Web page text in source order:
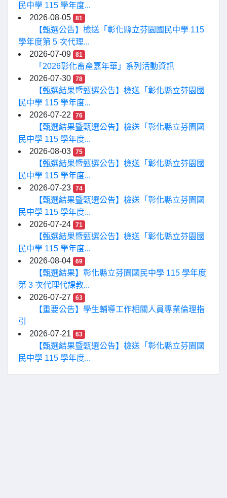
民中學 115 學年度...
2026-08-05
81
【甄選公告】檢送「彰化縣立芬園國民中學 115
學年度第 5 次代理...
2026-07-09
81
「2026彰化畜產嘉年華」系列活動資訊
2026-07-30
78
【甄選結果暨甄選公告】檢送「彰化縣立芬園國
民中學 115 學年度...
2026-07-22
76
【甄選結果暨甄選公告】檢送「彰化縣立芬園國
民中學 115 學年度...
2026-08-03
75
【甄選結果暨甄選公告】檢送「彰化縣立芬園國
民中學 115 學年度...
2026-07-23
74
【甄選結果暨甄選公告】檢送「彰化縣立芬園國
民中學 115 學年度...
2026-07-24
71
【甄選結果暨甄選公告】檢送「彰化縣立芬園國
民中學 115 學年度...
2026-08-04
69
【甄選結果】彰化縣立芬園國民中學 115 學年度
第 3 次代理代課教...
2026-07-27
63
【重要公告】學生輔導工作相關人員專業倫理指
引
2026-07-21
63
【甄選結果暨甄選公告】檢送「彰化縣立芬園國
民中學 115 學年度...